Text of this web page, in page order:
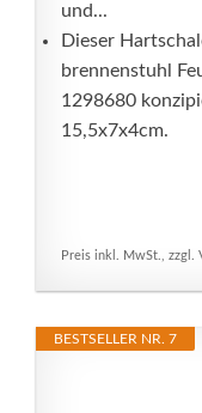
und...
Dieser
brennenstuhl
1298680
15,5x7x4cm.
Preis inkl. MwSt., zzgl.
BESTSELLER NR. 7